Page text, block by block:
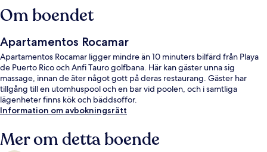
Om boendet
Apartamentos Rocamar
Apartamentos Rocamar ligger mindre än 10 minuters bilfärd från Playa
de Puerto Rico och Anfi Tauro golfbana. Här kan gäster unna sig
massage, innan de äter något gott på deras restaurang. Gäster har
tillgång till en utomhuspool och en bar vid poolen, och i samtliga
lägenheter finns kök och bäddsoffor.
Information om avbokningsrätt
Mer om detta boende